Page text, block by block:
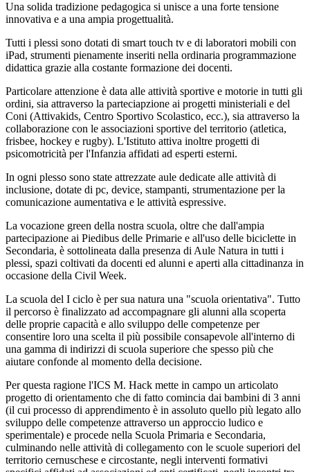
Una solida tradizione pedagogica si unisce a una forte tensione
innovativa e a una ampia progettualità.
Tutti i plessi sono dotati di smart touch tv e di laboratori mobili con
iPad, strumenti pienamente inseriti nella ordinaria programmazione
didattica grazie alla costante formazione dei docenti.
Particolare attenzione è data alle attività sportive e motorie in tutti gli
ordini, sia attraverso la parteciapzione ai progetti ministeriali e del
Coni (Attivakids, Centro Sportivo Scolastico, ecc.), sia attraverso la
collaborazione con le associazioni sportive del territorio (atletica,
frisbee, hockey e rugby). L'Istituto attiva inoltre progetti di
psicomotricità per l'Infanzia affidati ad esperti esterni.
In ogni plesso sono state attrezzate aule dedicate alle attività di
inclusione, dotate di pc, device, stampanti, strumentazione per la
comunicazione aumentativa e le attività espressive.
La vocazione green della nostra scuola, oltre che dall'ampia
partecipazione ai Piedibus delle Primarie e all'uso delle biciclette in
Secondaria, è sottolineata dalla presenza di Aule Natura in tutti i
plessi, spazi coltivati da docenti ed alunni e aperti alla cittadinanza in
occasione della Civil Week.
La scuola del I ciclo è per sua natura una "scuola orientativa". Tutto
il percorso è finalizzato ad accompagnare gli alunni alla scoperta
delle proprie capacità e allo sviluppo delle competenze per
consentire loro una scelta il più possibile consapevole all'interno di
una gamma di indirizzi di scuola superiore che spesso più che
aiutare confonde al momento della decisione.
Per questa ragione l'ICS M. Hack mette in campo un articolato
progetto di orientamento che di fatto comincia dai bambini di 3 anni
(il cui processo di apprendimento è in assoluto quello più legato allo
sviluppo delle competenze attraverso un approccio ludico e
sperimentale) e procede nella Scuola Primaria e Secondaria,
culminando nelle attività di collegamento con le scuole superiori del
territorio cernuschese e circostante, negli interventi formativi